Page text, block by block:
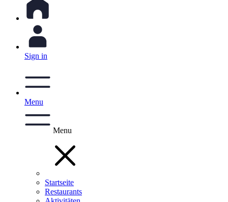
Sign in
Menu
Menu
Startseite
Restaurants